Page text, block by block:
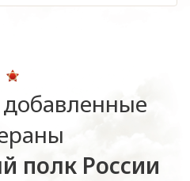
полк России